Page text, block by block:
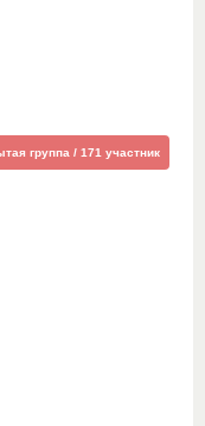
группа / 171 участник